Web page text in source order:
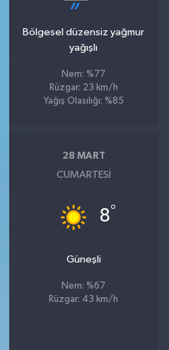
Bölgesel düzensiz yağmur
yağışlı
Nem: %77
Rüzgar: 23 km/h
Yağış Olasılığı: %85
28 MART
CUMARTESI
8°
Güneşli
Nem: %67
Rüzgar: 43 km/h